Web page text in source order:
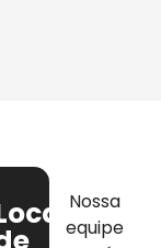
Nossa
equipe